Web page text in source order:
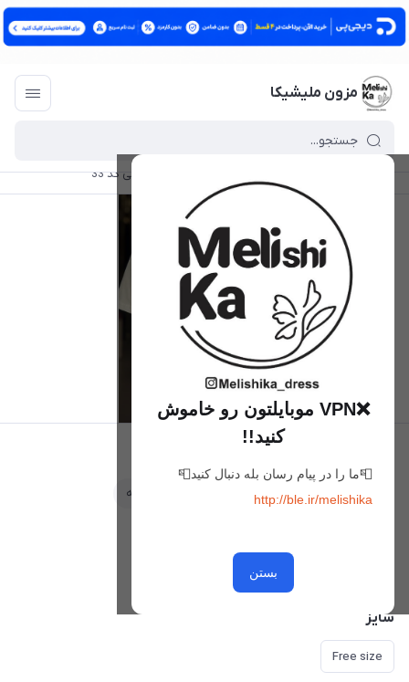
مزون ملیشیکا
❌VPN موبایلتون رو خاموش
کنید!!
📮ما را در پیام رسان بله دنبال کنید📮
http://ble.ir/melishika
بستن
تی شرت وارداتی کد 33
علاقه‌مندی مقایسه
سایز
Free size